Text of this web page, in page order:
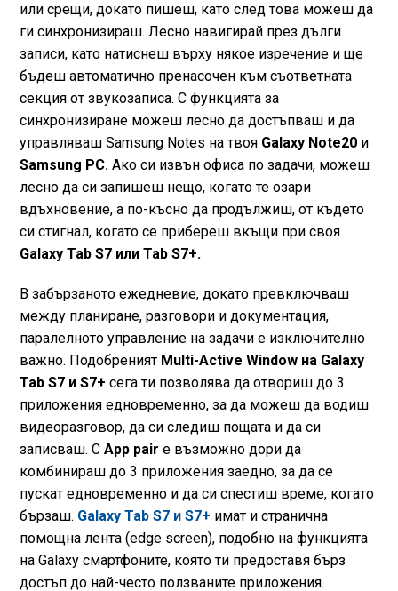
или срещи, докато пишеш, като след това можеш да
ги синхронизираш. Лесно навигирай през дълги
записи, като натиснеш върху някое изречение и ще
бъдеш автоматично пренасочен към съответната
секция от звукозаписа. С функцията за
синхронизиране можеш лесно да достъпваш и да
управляваш Samsung Notes на твоя Galaxy Note20и
Samsung PC.Ако си извън офиса по задачи, можеш
лесно да си запишеш нещо, когато те озари
вдъхновение, а по-късно да продължиш, от където
си стигнал, когато се прибереш вкъщи при своя
Galaxy Tab S7 или Tab S7+.
В забързаното ежедневие, докато превключваш
между планиране, разговори и документация,
паралелното управление на задачи е изключително
важно. ПодобрениятMulti-Active Window на Galaxy
Tab S7 и S7+ сега ти позволява да отвориш до 3
приложения едновременно, за да можеш да водиш
видеоразговор, да си следиш пощата и да си
записваш. С App pair е възможно дори да
комбинираш до 3 приложения заедно, за да се
пускат едновременно и да си спестиш време, когато
бързаш. Galaxy Tab S7 и S7+ имат и странична
помощна лента (edge screen), подобно на функцията
на Galaxy смартфоните, която ти предоставя бърз
достъп до най-често ползваните приложения.